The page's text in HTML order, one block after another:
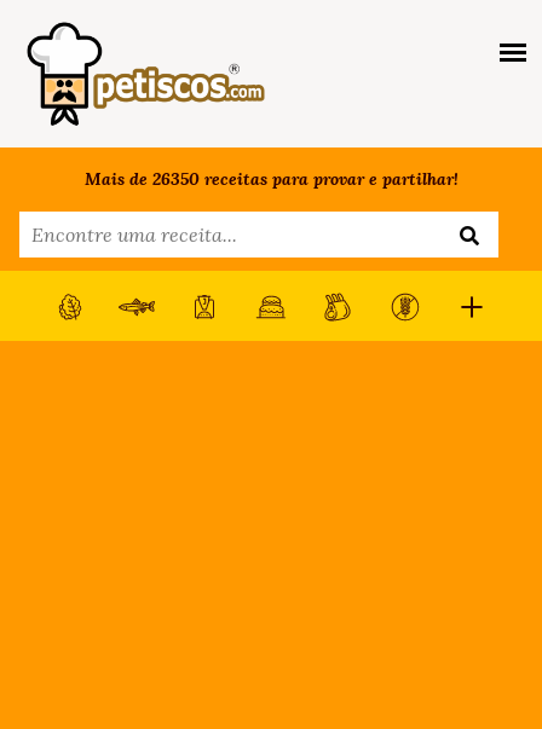
Mais de 26350 receitas para provar e partilhar!